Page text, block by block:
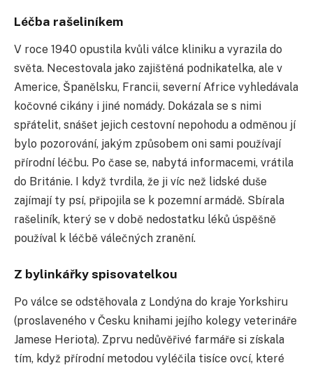
Léčba rašeliníkem
V roce 1940 opustila kvůli válce kliniku a vyrazila do
světa. Necestovala jako zajištěná podnikatelka, ale v
Americe, Španělsku, Francii, severní Africe vyhledávala
kočovné cikány i jiné nomády. Dokázala se s nimi
spřátelit, snášet jejich cestovní nepohodu a odměnou jí
bylo pozorování, jakým způsobem oni sami používají
přírodní léčbu. Po čase se, nabytá informacemi, vrátila
do Británie. I když tvrdila, že ji víc než lidské duše
zajímají ty psí, připojila se k pozemní armádě. Sbírala
rašeliník, který se v době nedostatku léků úspěšně
používal k léčbě válečných zranění.
Z bylinkářky spisovatelkou
Po válce se odstěhovala z Londýna do kraje Yorkshiru
(proslaveného v Česku knihami jejího kolegy veterináře
Jamese Heriota). Zprvu nedůvěřivé farmáře si získala
tím, když přírodní metodou vyléčila tisíce ovcí, které